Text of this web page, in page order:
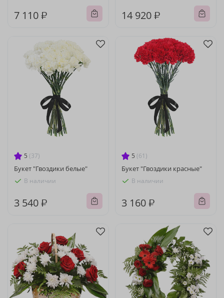
7 110 ₽ 14 920 ₽
5 (37)
Букет "Гвоздики белые"
В наличии
3 540 ₽
5 (61)
Букет "Гвоздики красные"
В наличии
3 160 ₽